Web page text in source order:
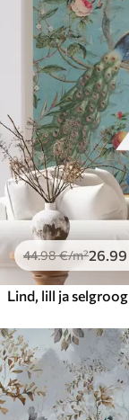
44.98€/m²26 .99
Lind, lill ja selgroog